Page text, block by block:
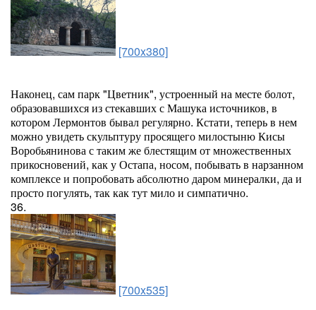
[700x380]
Наконец, сам парк "Цветник", устроенный на месте болот,
образовавшихся из стекавших с Машука источников, в
котором Лермонтов бывал регулярно. Кстати, теперь в нем
можно увидеть скульптуру просящего милостыню Кисы
Воробьянинова с таким же блестящим от множественных
прикосновений, как у Остапа, носом, побывать в нарзанном
комплексе и попробовать абсолютно даром минералки, да и
просто погулять, так как тут мило и симпатично.
36.
[700x535]